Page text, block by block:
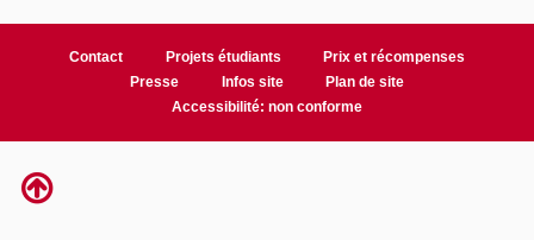
Contact Projets étudiants
Prix et récompenses
Presse
Infos site
Plan de site
Accessibilité: non conforme